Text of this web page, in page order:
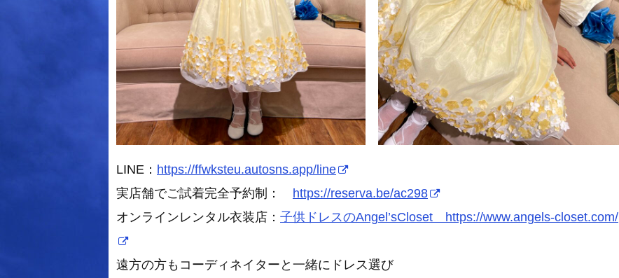
LINE： https://ffwksteu.autosns.app/line
実店舗でご試着完全予約制： https://reserva.be/ac298
オンラインレンタル衣装店： 子供ドレスのAngel’sCloset https://www.angels-closet.com/
遠方の方もコーディネイターと一緒にドレス選び